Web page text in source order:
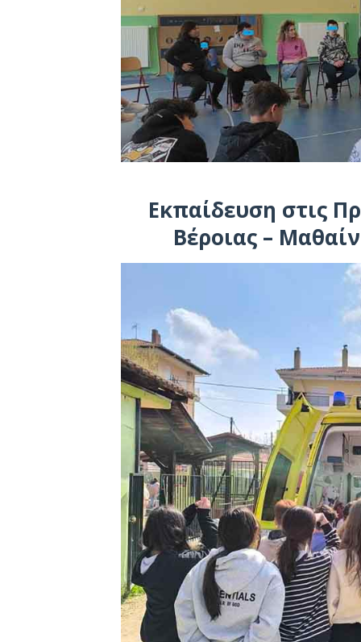
Εκπαίδευση στις
Βέροιας –